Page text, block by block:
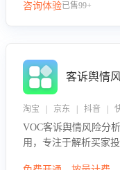
队和智能工具提升语
咨询体验已售99+
客诉舆情
淘宝 | 京东 | 抖音 |
VOC客诉舆情风险分
用，专注于解析买家